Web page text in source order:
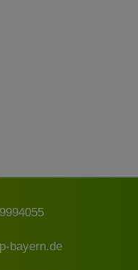
bayern.de